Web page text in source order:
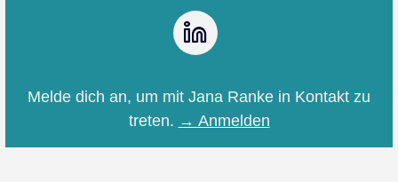
Melde dich an, um mit Jana Ranke in Kontakt zu
treten. → Anmelden